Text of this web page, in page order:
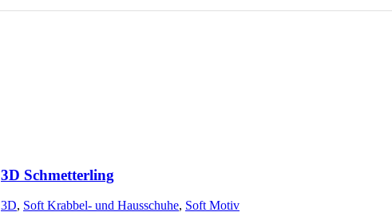
3D Schmetterling
3D, Soft Krabbel- und Hausschuhe, Soft Motiv